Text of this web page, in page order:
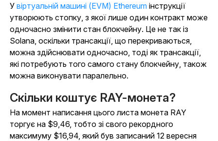
У віртуальній машині (EVM) Ethereum інструкції
утворюють стопку, з якої лише один контракт може
одночасно змінити стан блокчейну. Це не так із
Solana, оскільки трансакції, що перекриваються,
можна здійснювати одночасно, тоді як трансакції,
які потребують того самого стану блокчейну, також
можна виконувати паралельно.
Скільки коштує RAY-монета?
На момент написання цього листа монета RAY
торгує на $9,46, тобто зі свого рекордного
максимуму $16,94, який був записаний 12 вересня